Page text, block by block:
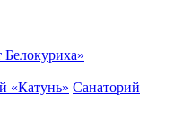
Белокуриха»
«Катунь» Санаторий